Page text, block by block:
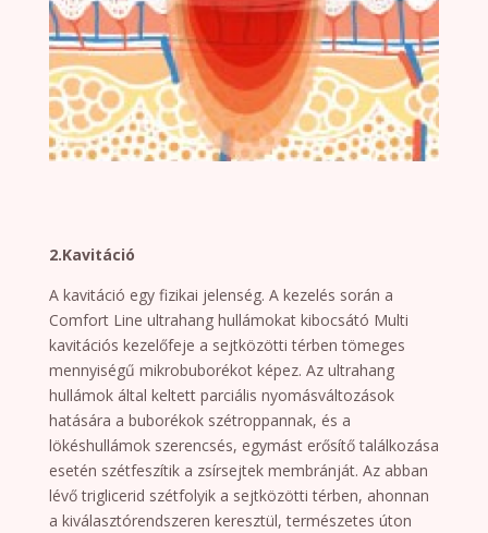
2.Kavitáció
A kavitáció egy fizikai jelenség. A kezelés során a
Comfort Line ultrahang hullámokat kibocsátó Multi
kavitációs kezelőfeje a sejtközötti térben tömeges
mennyiségű mikrobuborékot képez. Az ultrahang
hullámok által keltett parciális nyomásváltozások
hatására a buborékok szétroppannak, és a
lökéshullámok szerencsés, egymást erősítő találkozása
esetén szétfeszítik a zsírsejtek membránját. Az abban
lévő triglicerid szétfolyik a sejtközötti térben, ahonnan
a kiválasztórendszeren keresztül, természetes úton